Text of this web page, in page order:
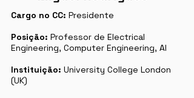
Cargo no CC: Presidente
Posição: Professor de Electrical
Engineering, Computer Engineering, AI
Instituição: University College London
(UK)